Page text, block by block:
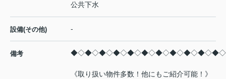
公共下水
設備(その他) -
備考
《取り扱い物件多数！他にもご紹介可能！》